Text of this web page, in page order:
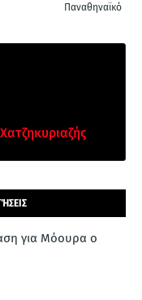
Παναθηναϊκό
για Μόουρα ο